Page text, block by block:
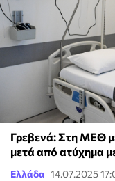
Γρεβενά: Στη ΜΕΘ
μετά από ατύχημα
Ελλάδα 14.07.2025